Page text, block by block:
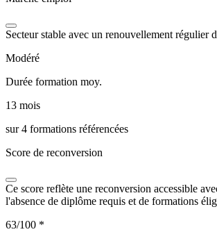
Secteur stable avec un renouvellement régulier
Modéré
Durée formation moy.
13 mois
sur 4 formations référencées
Score de reconversion
Ce score reflète une reconversion accessible
l'absence de diplôme requis et de formations
63/100 *